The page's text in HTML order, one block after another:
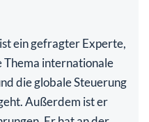
ein gefragter Experte,
Thema internationale
die globale Steuerung
Außerdem ist er